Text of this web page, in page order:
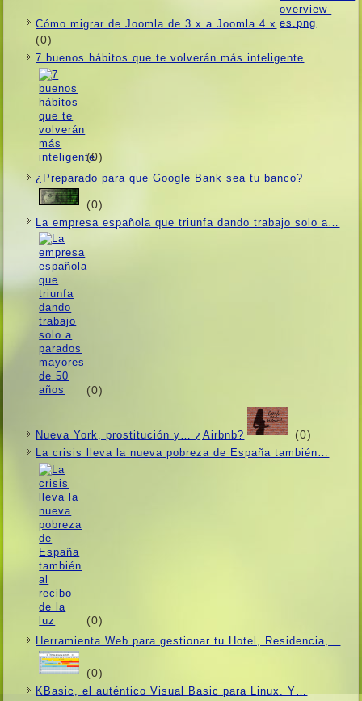
Cómo migrar de Joomla de 3.x a Joomla 4.x
(0)
7 buenos hábitos que te volverán más inteligente
(0)
¿Preparado para que Google Bank sea tu banco?
(0)
La empresa española que triunfa dando trabajo solo a…
(0)
Nueva York, prostitución y… ¿Airbnb? (0)
La crisis lleva la nueva pobreza de España también…
(0)
Herramienta Web para gestionar tu Hotel, Residencia,…
(0)
KBasic, el auténtico Visual Basic para Linux. Y…